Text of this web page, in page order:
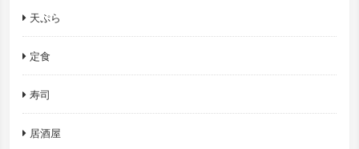
天ぷら
定食
寿司
居酒屋